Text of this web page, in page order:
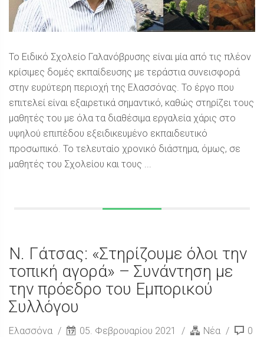
Το Ειδικό Σχολείο Γαλανόβρυσης είναι μία από τις πλέον
κρίσιμες δομές εκπαίδευσης με τεράστια συνεισφορά
στην ευρύτερη περιοχή της Ελασσόνας. Το έργο που
επιτελεί είναι εξαιρετικά σημαντικό, καθώς στηρίζει τους
μαθητές του με όλα τα διαθέσιμα εργαλεία χάρις στο
υψηλού επιπέδου εξειδικευμένο εκπαιδευτικό
προσωπικό. Το τελευταίο χρονικό διάστημα, όμως, σε
μαθητές του Σχολείου και τους ...
Ν. Γάτσας: «Στηρίζουμε όλοι την
τοπική αγορά» – Συνάντηση με
την πρόεδρο του Εμπορικού
Συλλόγου
Ελασσόνα 05. Φεβρουαρίου 2021 Νέα 0